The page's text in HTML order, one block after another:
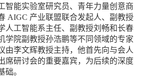
智能实验室研究员、青年力量创意商
AIGC 产业联盟联合发起人、副教授
人工智能系主任、副教授刘畅和长春
学院副教授孙浩鹏等不同领域的专家
由李文辉教授主持，他首先向与会人
席研讨会的重要嘉宾，为后续的深度
础。